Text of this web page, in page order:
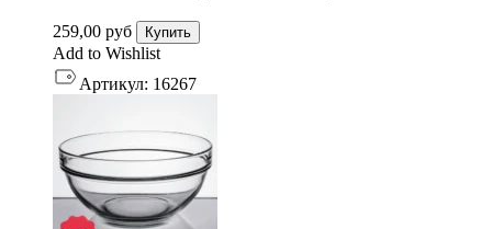
259,00 руб Купить
Add to Wishlist
Артикул: 16267